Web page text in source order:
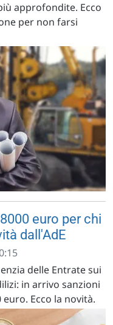
approfondite. Ecco
per non farsi
euro per chi
dall'AdE
delle Entrate sui
in arrivo sanzioni
Ecco la novità.